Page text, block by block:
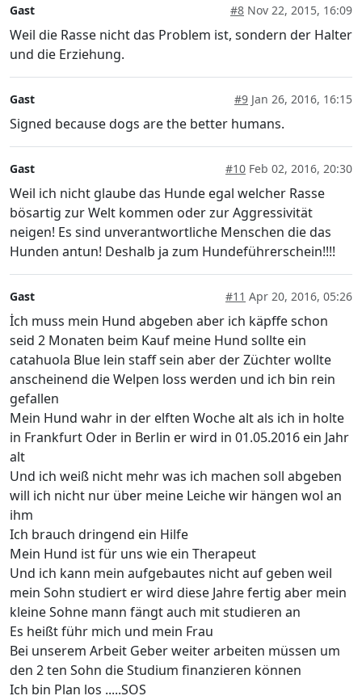
Gast #8 Nov 22, 2015, 16:09
Weil die Rasse nicht das Problem ist, sondern der Halter
und die Erziehung.
Gast #9 Jan 26, 2016, 16:15
Signed because dogs are the better humans.
Gast #10 Feb 02, 2016, 20:30
Weil ich nicht glaube das Hunde egal welcher Rasse
bösartig zur Welt kommen oder zur Aggressivität
neigen! Es sind unverantwortliche Menschen die das
Hunden antun! Deshalb ja zum Hundeführerschein!!!!
Gast #11 Apr 20, 2016, 05:26
İch muss mein Hund abgeben aber ich käpffe schon
seid 2 Monaten beim Kauf meine Hund sollte ein
catahuola Blue lein staff sein aber der Züchter wollte
anscheinend die Welpen loss werden und ich bin rein
gefallen
Mein Hund wahr in der elften Woche alt als ich in holte
in Frankfurt Oder in Berlin er wird in 01.05.2016 ein Jahr
alt
Und ich weiß nicht mehr was ich machen soll abgeben
will ich nicht nur über meine Leiche wir hängen wol an
ihm
Ich brauch dringend ein Hilfe
Mein Hund ist für uns wie ein Therapeut
Und ich kann mein aufgebautes nicht auf geben weil
mein Sohn studiert er wird diese Jahre fertig aber mein
kleine Sohne mann fängt auch mit studieren an
Es heißt führ mich und mein Frau
Bei unserem Arbeit Geber weiter arbeiten müssen um
den 2 ten Sohn die Studium finanzieren können
Ich bin Plan los .....SOS